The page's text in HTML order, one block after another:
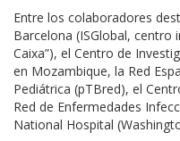
Entre los colaboradores
Barcelona (ISGlobal, centro
Caixa”), el Centro de
en Mozambique, la Red
Pediátrica (pTBred), el
Red de Enfermedades
National Hospital